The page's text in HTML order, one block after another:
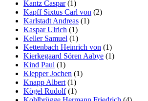
Kantz Caspar(1)
Kapff Sixtus Carl von (2)
Karlstadt Andreas (1)
Kaspar Ulrich (1)
Keller Samuel (1)
Kettenbach Heinrich von (1)
Kierkegaard Sören Aabye (1)
Kind Paul (1)
Klepper Jochen (1)
Knapp Albert (1)
Kögel Rudolf(1)